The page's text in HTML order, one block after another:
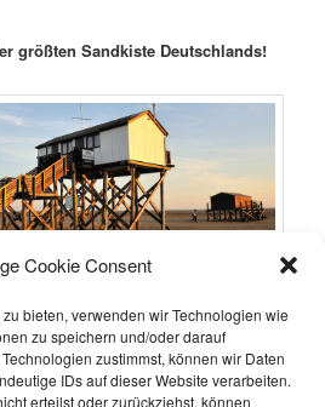
Cookie Consent
bieten, verwenden wir Technologien wie
zu speichern und/oder darauf
zustimmst, können wir Daten
IDs auf dieser Website verarbeiten.
erteilst oder zurückziehst, können
größten Sandkiste Deutschlands!
der Ferienwohnung bei
Appartments